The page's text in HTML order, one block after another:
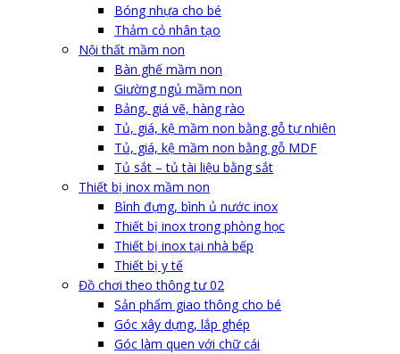
Bóng nhựa cho bé
Thảm cỏ nhân tạo
Nội thất mầm non
Bàn ghế mầm non
Giường ngủ mầm non
Bảng, giá vẽ, hàng rào
Tủ, giá, kệ mầm non bằng gỗ tự nhiên
Tủ, giá, kệ mầm non bằng gỗ MDF
Tủ sắt – tủ tài liệu bằng sắt
Thiết bị inox mầm non
Bình đựng, bình ủ nước inox
Thiết bị inox trong phòng học
Thiết bị inox tại nhà bếp
Thiết bị y tế
Đồ chơi theo thông tư 02
Sản phẩm giao thông cho bé
Góc xây dựng, lắp ghép
Góc làm quen với chữ cái